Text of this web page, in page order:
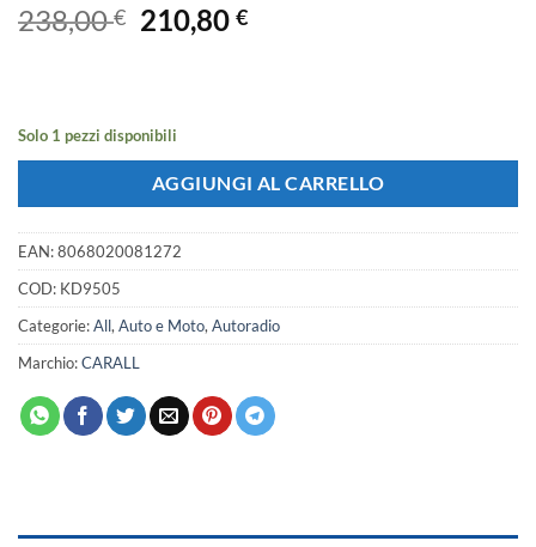
238,00€ Il
prezzo
238,00 €.
210,80€Il
Solo 1 pezzi disponibili
AGGIUNGI AL CARRELLO
EAN:8068020081272
COD: KD9505
Categorie:All, Auto e Moto, Autoradio
Marchio:CARALL